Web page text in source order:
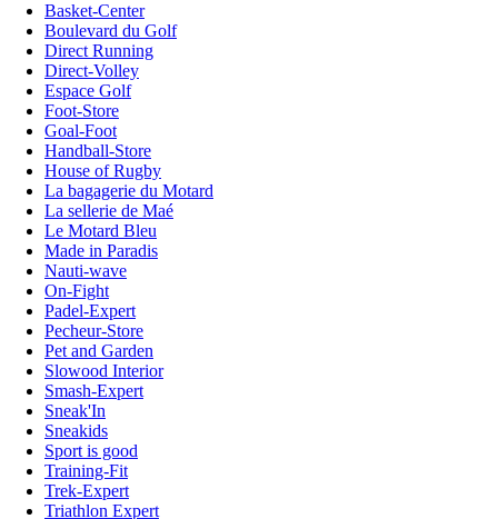
Basket-Center
Boulevard du Golf
Direct Running
Direct-Volley
Espace Golf
Foot-Store
Goal-Foot
Handball-Store
House of Rugby
La bagagerie du Motard
La sellerie de Maé
Le Motard Bleu
Made in Paradis
Nauti-wave
On-Fight
Padel-Expert
Pecheur-Store
Pet and Garden
Slowood Interior
Smash-Expert
Sneak'In
Sneakids
Sport is good
Training-Fit
Trek-Expert
Triathlon Expert